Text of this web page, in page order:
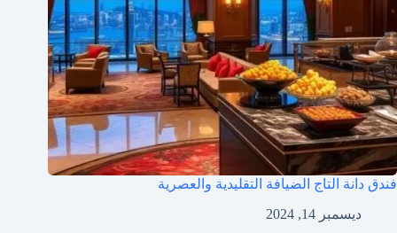
فندق دانة التاج الضيافة التقليدية والعصرية
ديسمبر 14, 2024